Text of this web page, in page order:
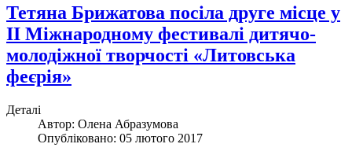
Тетяна Брижатова посіла друге місце у
ІІ Міжнародному фестивалі дитячо-
молодіжної творчості «Литовська
феєрія»
Деталі
Автор: Олена Абразумова
Опубліковано: 05 лютого 2017